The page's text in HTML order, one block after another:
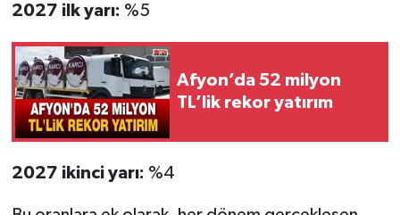
2027 ilk yarı: %5
Afyon’da 52 milyon
TL’lik rekor yatırım
2027 ikinci yarı: %4